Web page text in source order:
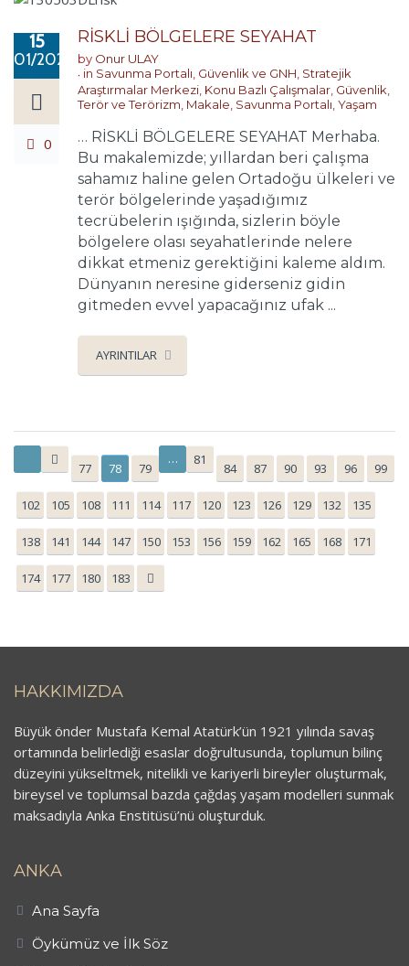
15
01/2020
0
RİSKLİ BÖLGELERE SEYAHAT
by Onur ULAY
in Savunma Portalı Güvenlik ve GNH Stratejik
Araştırmalar Merkezi Konu Bazlı Çalışmalar Güvenlik,
Terör ve Terörizm Makale Savunma Portalı Yaşam
… RİSKLİ BÖLGELERE SEYAHAT Merhaba.
Bu makalemizde; yıllardan beri çalışma
sahamız haline gelen Ortadoğu ülkeleri ve
terör bölgelerinde yaşadığımız
tecrübelerin ışığında, sizlerin böyle
bölgelere olası seyahatlerinde nelere
dikkat etmeniz gerektiğini kaleme aldım.
Dünyanın neresine giderseniz gidin
gitmeden evvel yapacağınız ufak ...
AYRINTILAR
77 78 79
… 81
84 87 90 93 96 99
102 105 108 111 114 117 120 123 126 129 132 135
138 141 144 147 150 153 156 159 162 165 168 171
174 177 180 183
HAKKIMIZDA
Büyük önder Mustafa Kemal Atatürk’ün 1921 yılında savaş
ortamında belirlediği esaslar doğrultusunda, toplumun bilinç
düzeyini yükseltmek, nitelikli ve kariyerli bireyler oluşturmak,
bireysel ve toplumsal bazda çağdaş yaşam modelleri sunmak
maksadıyla Anka Enstitüsü’nü oluşturduk.
ANKA
Ana Sayfa
Öykümüz ve İlk Söz